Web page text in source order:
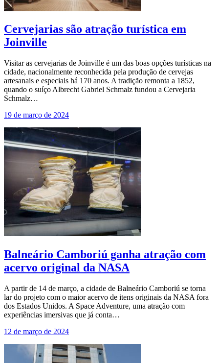
Cervejarias são atração turística em
Joinville
Visitar as cervejarias de Joinville é um das boas opções turísticas na
cidade, nacionalmente reconhecida pela produção de cervejas
artesanais e especiais há 170 anos. A tradição remonta a 1852,
quando o suíço Albrecht Gabriel Schmalz fundou a Cervejaria
Schmalz…
19 de março de 2024
Balneário Camboriú ganha atração com
acervo original da NASA
A partir de 14 de março, a cidade de Balneário Camboriú se torna
lar do projeto com o maior acervo de itens originais da NASA fora
dos Estados Unidos. A Space Adventure, uma atração com
experiências imersivas que já conta…
12 de março de 2024